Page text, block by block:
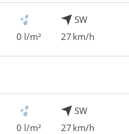
0 l/m²
SW
27 km/h
0 l/m²
SW
27 km/h